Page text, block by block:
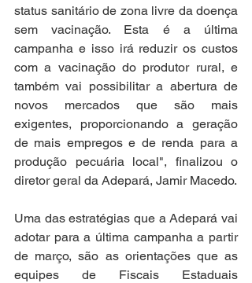
status sanitário de zona livre da doença
sem vacinação. Esta é a última
campanha e isso irá reduzir os custos
com a vacinação do produtor rural, e
também vai possibilitar a abertura de
novos mercados que são mais
exigentes, proporcionando a geração
de mais empregos e de renda para a
produção pecuária local", finalizou o
diretor geral da Adepará, Jamir Macedo.
Uma das estratégias que a Adepará vai
adotar para a última campanha a partir
de março, são as orientações que as
equipes de Fiscais Estaduais